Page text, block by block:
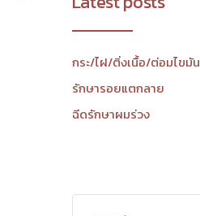
กระ/ไฝ/ติ่งเนื้อ/ต่อมไขมัน
รักษารอยแตกลาย
ฉีดรักษาผมร่วง
Search